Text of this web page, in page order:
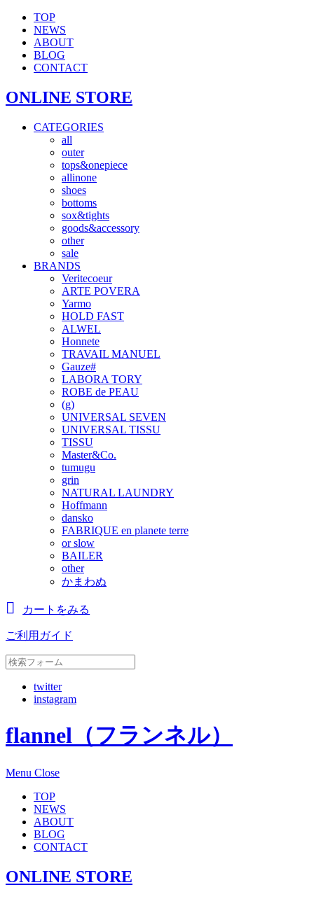
TOP
NEWS
ABOUT
BLOG
CONTACT
ONLINE STORE
CATEGORIES
all
outer
tops&onepiece
allinone
shoes
bottoms
sox&tights
goods&accessory
other
sale
BRANDS
Veritecoeur
ARTE POVERA
Yarmo
HOLD FAST
ALWEL
Honnete
TRAVAIL MANUEL
Gauze#
LABORA TORY
ROBE de PEAU
(g)
UNIVERSAL SEVEN
UNIVERSAL TISSU
TISSU
Master&Co.
tumugu
grin
NATURAL LAUNDRY
Hoffmann
dansko
FABRIQUE en planete terre
or slow
BAILER
other
かまわぬ
カートをみる
ご利用ガイド
twitter
instagram
flannel（フランネル）
Menu Close
TOP
NEWS
ABOUT
BLOG
CONTACT
ONLINE STORE